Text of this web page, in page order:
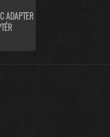
ADAPTER